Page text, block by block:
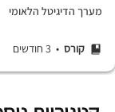
מערך הדיגיטל הלאומי
קורס • 3 חודשים